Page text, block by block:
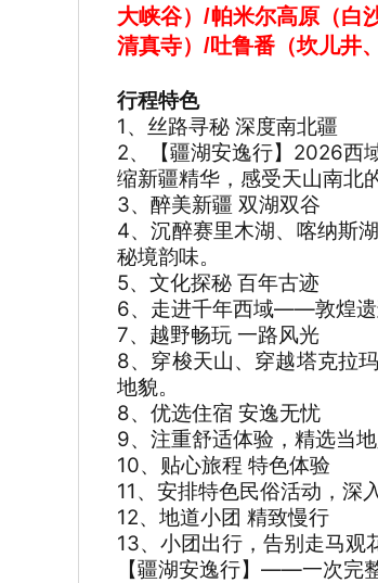
大峡谷）/帕米尔高原（白
清真寺）/吐鲁番（坎儿井
行程特色
1、丝路寻秘 深度南北疆
2、【疆湖安逸行】2026西
缩新疆精华，感受天山南北
3、醉美新疆 双湖双谷
4、沉醉赛里木湖、喀纳斯
秘境韵味。
5、文化探秘 百年古迹
6、走进千年西域——敦煌遗
7、越野畅玩 一路风光
8、穿梭天山、穿越塔克拉
地貌。
8、优选住宿 安逸无忧
9、注重舒适体验，精选当
10、贴心旅程 特色体验
11、安排特色民俗活动，深
12、地道小团 精致慢行
13、小团出行，告别走马观
【疆湖安逸行】——一次完